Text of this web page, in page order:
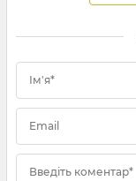
Ім'я*
Email
Введіть коментар*